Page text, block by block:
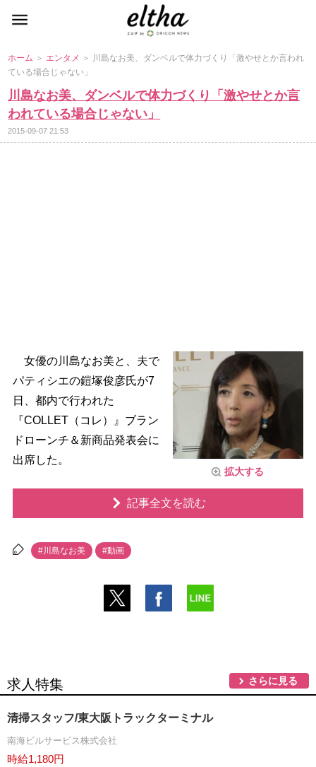
ホーム ＞ エンタメ ＞ 川島なお美、ダンベルで体力づくり「激やせとか言われ
ている場合じゃない」
川島なお美、ダンベルで体力づくり「激やせとか言
われている場合じゃない」
2015-09-07 21:53
拡大する
女優の川島なお美と、夫で
パティシエの鎧塚俊彦氏が7
日、都内で行われた
『COLLET（コレ）』ブラン
ドローンチ＆新商品発表会に
出席した。
記事全文を読む
#川島なお美 #動画
求人特集 さらに見る
清掃スタッフ/東大阪トラックターミナル
南海ビルサービス株式会社
時給1,180円